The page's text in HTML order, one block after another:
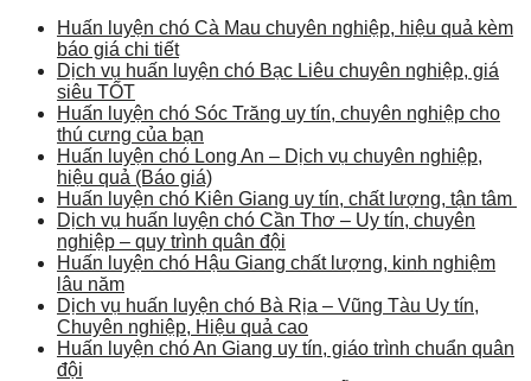
Huấn luyện chó Cà Mau chuyên nghiệp, hiệu quả kèm
báo giá chi tiết
Dịch vụ huấn luyện chó Bạc Liêu chuyên nghiệp, giá
siêu TỐT
Huấn luyện chó Sóc Trăng uy tín, chuyên nghiệp cho
thú cưng của bạn
Huấn luyện chó Long An – Dịch vụ chuyên nghiệp,
hiệu quả (Báo giá)
Huấn luyện chó Kiên Giang uy tín, chất lượng, tận tâm
Dịch vụ huấn luyện chó Cần Thơ – Uy tín, chuyên
nghiệp – quy trình quân đội
Huấn luyện chó Hậu Giang chất lượng, kinh nghiệm
lâu năm
Dịch vụ huấn luyện chó Bà Rịa – Vũng Tàu Uy tín,
Chuyên nghiệp, Hiệu quả cao
Huấn luyện chó An Giang uy tín, giáo trình chuẩn quân
đội